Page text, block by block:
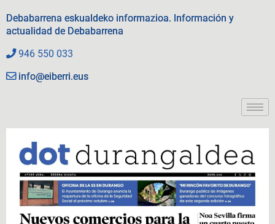
Debabarrena eskualdeko informazioa. Información y
actualidad de Debabarrena
946 550 033
info@eiberri.eus